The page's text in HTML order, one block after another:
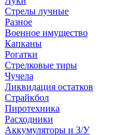
Стрелы лучные
Разное
Военное имущество
Капканы
Рогатки
Стрелковые тиры
Чучела
Ликвидация остатков
Страйкбол
Пиротехника
Расходники
Аккумуляторы и З/У